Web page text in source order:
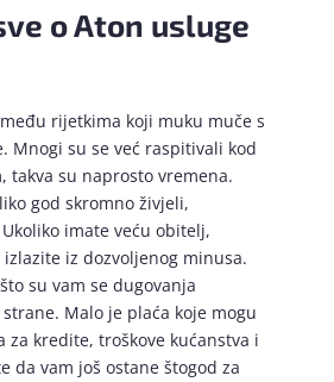
o Aton usluge
rijetkima koji muku muče s
Mnogi su se već raspitivali kod
takva su naprosto vremena.
god skromno živjeli,
imate veću obitelj,
iz dozvoljenog minusa.
su vam se dugovanja
Malo je plaća koje mogu
kredite, troškove kućanstva i
da vam još ostane štogod za